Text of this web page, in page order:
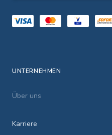
UNTERNEHMEN
Über uns
Karriere